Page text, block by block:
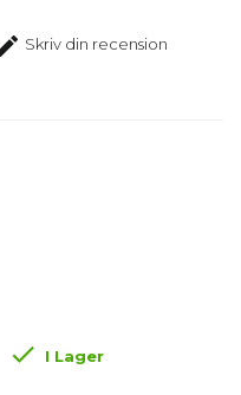
Skriv din recension
 I Lager